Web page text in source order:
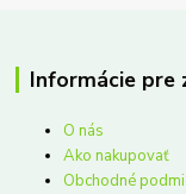
Informácie pre
O nás
Ako nakupovať
Obchodné